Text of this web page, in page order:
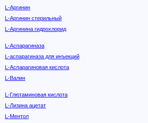
L-Аргинин
L-Аргинин стерильный
L-Аргинина гидрохлорид
L-Аспарагиназа
L-аспарагиназа для инъекций
L-Аспарагиновая кислота
L-Валин
L-Глютаминовая кислота
L-Лизина ацетат
L-Ментол